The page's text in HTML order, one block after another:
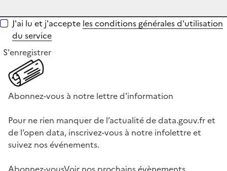
J'ai lu et j'accepte les conditions générales d'utilisation
du service
S'enregistrer
Abonnez-vous à notre lettre d'information
Pour ne rien manquer de l’actualité de data.gouv.fr et
de l’open data, inscrivez-vous à notre infolettre et
suivez nos événements.